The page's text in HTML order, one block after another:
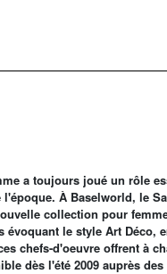
a toujours joué un rôle
À Baselworld, le
collection pour
le style Art Déco,
chefs-d'oeuvre offrent à
dès l'été 2009 auprès